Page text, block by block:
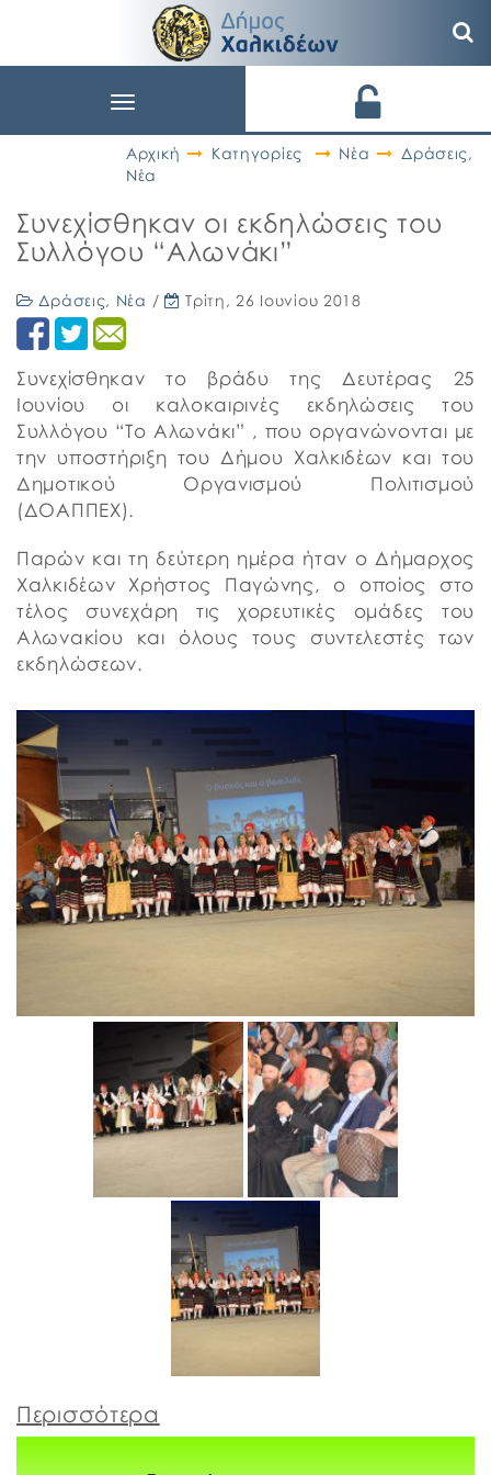
Toggle
Αρχική
Κατηγορίες Νέα Δράσεις,
Νέα
Συνεχίσθηκαν οι εκδηλώσεις του
Συλλόγου “Αλωνάκι”
Δράσεις, Νέα / Τρίτη, 26 Ιουνίου 2018
Συνεχίσθηκαν το βράδυ της Δευτέρας 25
Ιουνίου οι καλοκαιρινές εκδηλώσεις του
Συλλόγου “Το Αλωνάκι” , που οργανώνονται με
την υποστήριξη του Δήμου Χαλκιδέων και του
Δημοτικού Οργανισμού Πολιτισμού
(ΔΟΑΠΠΕΧ).
Παρών και τη δεύτερη ημέρα ήταν ο Δήμαρχος
Χαλκιδέων Χρήστος Παγώνης, ο οποίος στο
τέλος συνεχάρη τις χορευτικές ομάδες του
Αλωνακίου και όλους τους συντελεστές των
εκδηλώσεων.
Περισσότερα